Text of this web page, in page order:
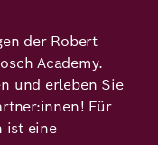
Robert Bosch
Werte und
Haltung
Gesundheit
Resilienz
Projekte
Aktuelle
der Robert
Academy.
und erleben Sie
Für
ist eine